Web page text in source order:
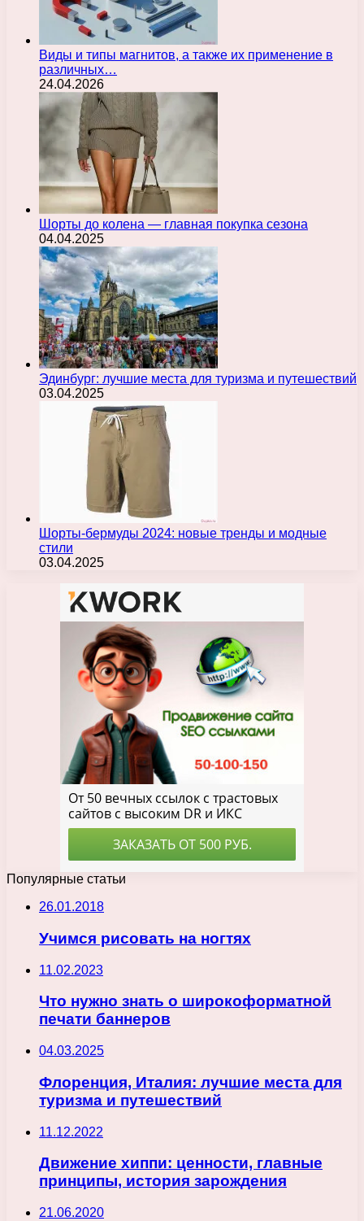
Виды и типы магнитов, а также их применение в
различных…
24.04.2026
Шорты до колена — главная покупка сезона
04.04.2025
Эдинбург: лучшие места для туризма и путешествий
03.04.2025
Шорты-бермуды 2024: новые тренды и модные
стили
03.04.2025
Популярные статьи
26.01.2018
Учимся рисовать на ногтях
11.02.2023
Что нужно знать о широкоформатной
печати баннеров
04.03.2025
Флоренция, Италия: лучшие места для
туризма и путешествий
11.12.2022
Движение хиппи: ценности, главные
принципы, история зарождения
21.06.2020